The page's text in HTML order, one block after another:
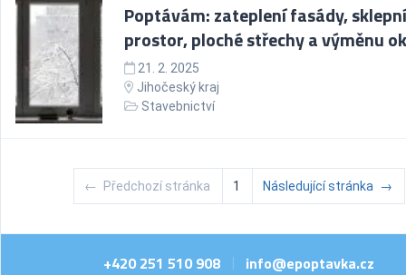
Poptávám: zateplení fasády,
prostor, ploché střechy a výměnu
21. 2. 2025
Jihočeský kraj
Stavebnictví
← Předchozí stránka 1 Následující stránka →
+420 251 510 908 | info@epoptavka.cz